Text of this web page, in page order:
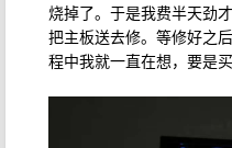
烧掉了。于是我费半天劲
把主板送去修。等修好之
程中我就一直在想，要是